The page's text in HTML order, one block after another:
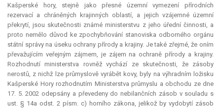
Kašperské hory, stejně jako přesné územní vymezení přírodních
rezervací a chráněných krajinných oblastí, a jejich vzájemné územní
překrytí, jsou skutečnosti známé ministerstvu z jeho úřední činnosti, a
proto nemělo důvod ke zpochybňování stanoviska odborného orgánu
státní správy na úseku ochrany přírody a krajiny. Je také zřejmé, že oním
převažujícím veřejným zájmem, je zájem na ochraně přírody a krajiny.
Rozhodnutí ministerstva rovněž vychází ze skutečnosti, že zásoby
nerostů, z nichž lze průmyslově vyrábět kovy, byly na výhradním ložisku
Kašperské Hory rozhodnutím Ministerstva průmyslu a obchodu ze dne
17. 5. 2002 odepsány a převedeny do nebilančních zásob v souladu s
ust. § 14a odst. 2 písm. c) horního zákona, jelikož by vydobytí zásob